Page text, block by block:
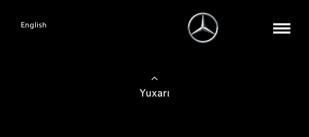
English
Yuxarı